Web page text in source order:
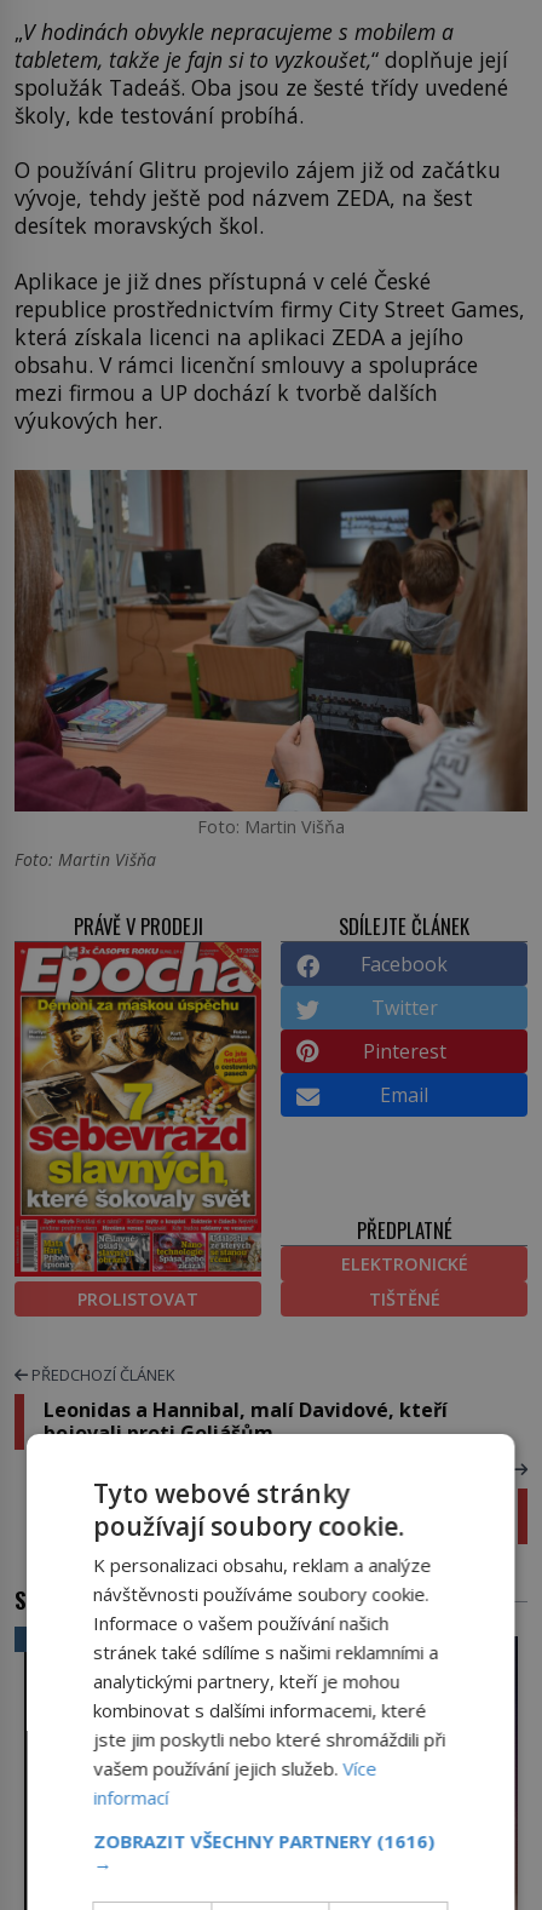
„V hodinách obvykle nepracujeme s mobilem a
tabletem, takže je fajn si to vyzkoušet,“ doplňuje její
spolužák Tadeáš. Oba jsou ze šesté třídy uvedené
školy, kde testování probíhá.
O používání Glitru projevilo zájem již od začátku
vývoje, tehdy ještě pod názvem ZEDA, na šest
desítek moravských škol.
Aplikace je již dnes přístupná v celé České
republice prostřednictvím firmy City Street Games,
která získala licenci na aplikaci ZEDA a jejího
obsahu. V rámci licenční smlouvy a spolupráce
mezi firmou a UP dochází k tvorbě dalších
výukových her.
Foto: Martin Višňa
Foto: Martin Višňa
PRÁVĚ V PRODEJI
PROLISTOVAT
SDÍLEJTE ČLÁNEK
Facebook
Twitter
Pinterest
Email
PŘEDPLATNÉ
ELEKTRONICKÉ
TIŠTĚNÉ
PŘEDCHOZÍ ČLÁNEK
Leonidas a Hannibal, malí Davidové, kteří
bojovali proti Goliášům
Pražská Vinohradská ulice nesla jméno
sovětského diktátora
SOUVISEJÍCÍ ČLÁNKY
Tyto webové stránky
používají soubory cookie.
K personalizaci obsahu, reklam a analýze
návštěvnosti používáme soubory cookie.
Informace o vašem používání našich
stránek také sdílíme s našimi reklamními a
analytickými partnery, kteří je mohou
kombinovat s dalšími informacemi, které
jste jim poskytli nebo které shromáždili při
vašem používání jejich služeb.Více
informací
ZOBRAZIT VŠECHNY PARTNERY (1616)
→